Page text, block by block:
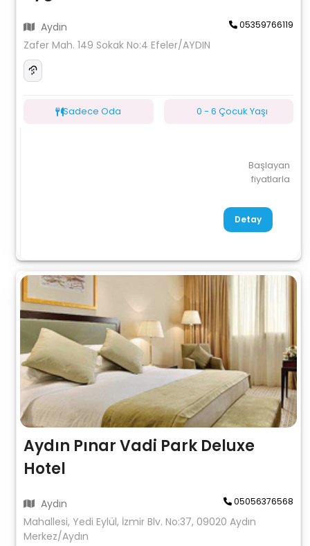
Aydın 05359766119
Zafer Mah. 149 Sokak No:4 Efeler/AYDIN
Sadece Oda 0 - 6 Çocuk Yaşı
Başlayan
fiyatlarla
Detay
Aydın Pınar Vadi Park Deluxe
Hotel
Aydın 05056376568
Mahallesi, Yedi Eylül, İzmir Blv. No:37, 09020 Aydın
Merkez/Aydın